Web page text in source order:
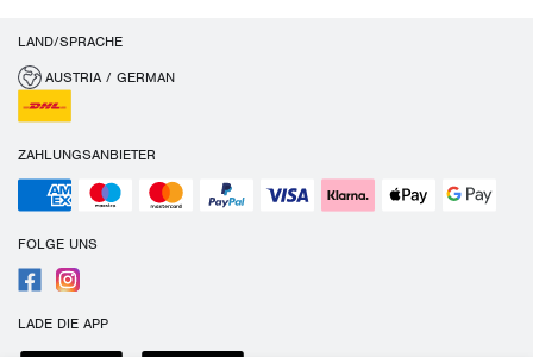
LAND/SPRACHE
AUSTRIA / GERMAN
ZAHLUNGSANBIETER
FOLGE UNS
LADE DIE APP